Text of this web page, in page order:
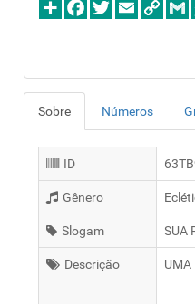
Sobre Números
ID
Gênero
Slogam SUA
Descrição UMA